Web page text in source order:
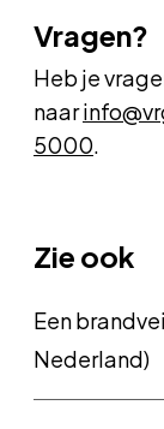
Vragen?
Heb je
naar
5000.
Zie ook
Een
Nederland)